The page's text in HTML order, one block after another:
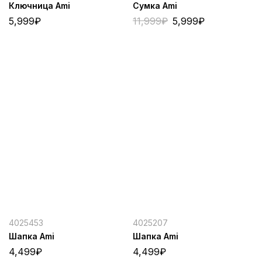
Ключница Ami
5,999₽
Сумка Ami
11,999₽ 5,999₽
4025453
Шапка Ami
4,499₽
4025207
Шапка Ami
4,499₽